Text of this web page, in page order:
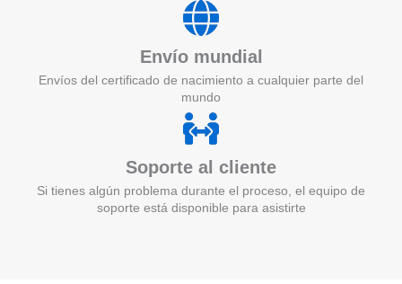
Envío mundial
Envíos del certificado de nacimiento a cualquier parte del
mundo
Soporte al cliente
Si tienes algún problema durante el proceso, el equipo de
soporte está disponible para asistirte